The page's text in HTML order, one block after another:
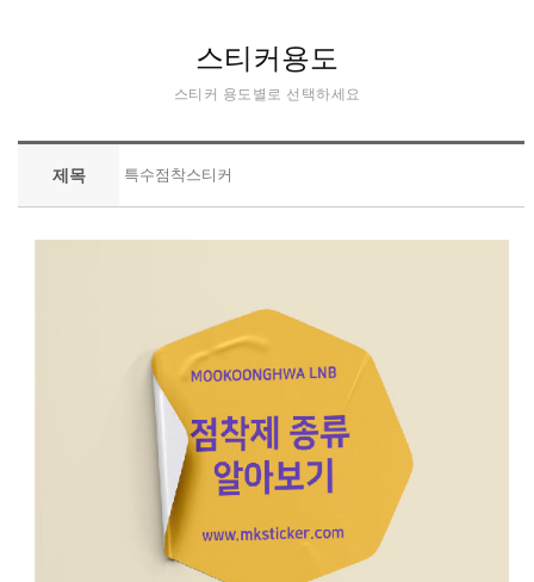
스티커용도
스티커 용도별로 선택하세요
제목 특수점착스티커